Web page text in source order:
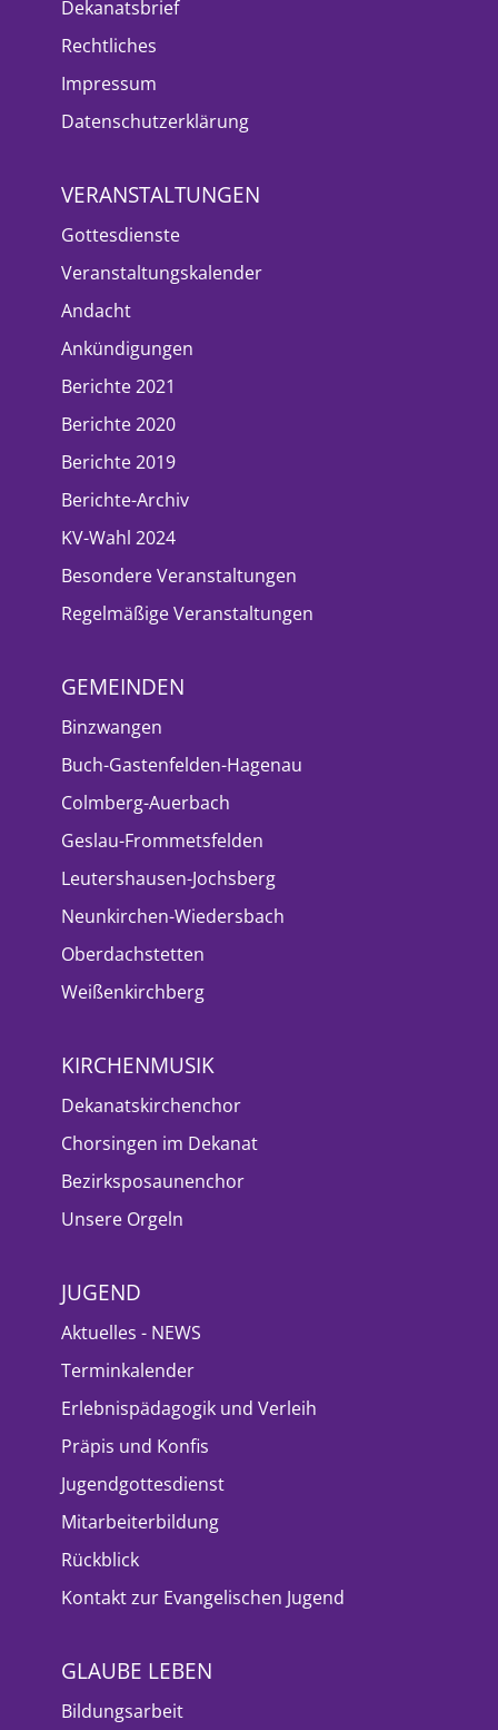
Dekanatsbrief
Rechtliches
Impressum
Datenschutzerklärung
VERANSTALTUNGEN
Gottesdienste
Veranstaltungskalender
Andacht
Ankündigungen
Berichte 2021
Berichte 2020
Berichte 2019
Berichte-Archiv
KV-Wahl 2024
Besondere Veranstaltungen
Regelmäßige Veranstaltungen
GEMEINDEN
Binzwangen
Buch-Gastenfelden-Hagenau
Colmberg-Auerbach
Geslau-Frommetsfelden
Leutershausen-Jochsberg
Neunkirchen-Wiedersbach
Oberdachstetten
Weißenkirchberg
KIRCHENMUSIK
Dekanatskirchenchor
Chorsingen im Dekanat
Bezirksposaunenchor
Unsere Orgeln
JUGEND
Aktuelles - NEWS
Terminkalender
Erlebnispädagogik und Verleih
Präpis und Konfis
Jugendgottesdienst
Mitarbeiterbildung
Rückblick
Kontakt zur Evangelischen Jugend
GLAUBE LEBEN
Bildungsarbeit